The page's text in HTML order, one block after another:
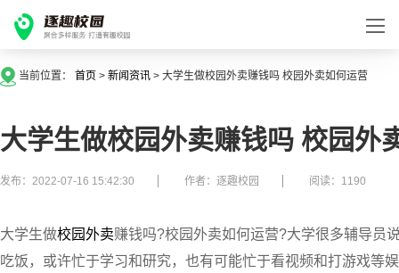
当前位置： 首页 > 新闻资讯 > 大学生做校园外卖赚钱吗 校园外卖如何运营
大学生做校园外卖赚钱吗 校园外
发布：2022-07-16 15:42:30 作者：逐趣校园 阅读：1190
大学生做校园外卖赚钱吗?校园外卖如何运营?大学很多辅导员
吃饭，或许忙于学习和研究，也有可能忙于看视频和打游戏等